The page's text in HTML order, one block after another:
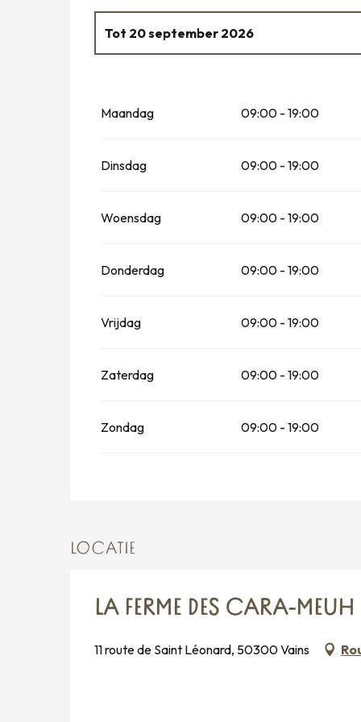
Tot 20 september 2026
Vanaf21 september 2026tot31
Maandag 09:00 - 19:00
Dinsdag 09:00 - 19:00
Woensdag 09:00 - 19:00
Donderdag 09:00 - 19:00
Vrijdag 09:00 - 19:00
Zaterdag 09:00 - 19:00
Zondag 09:00 - 19:00
LOCATIE
LA FERME DES CARA-MEUH
11 route de Saint Léonard, 50300 Vains